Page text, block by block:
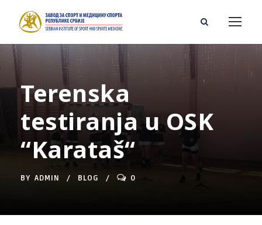
Terenska
testiranja u OSK
“Karataš“
BY ADMIN BLOG 0